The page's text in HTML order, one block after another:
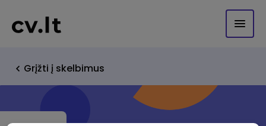
Grįžti į skelbimus